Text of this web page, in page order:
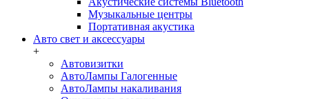
Музыкальные центры
Портативная акустика
Авто свет и аксессуары
+
Автовизитки
АвтоЛампы Галогенные
АвтоЛампы накаливания